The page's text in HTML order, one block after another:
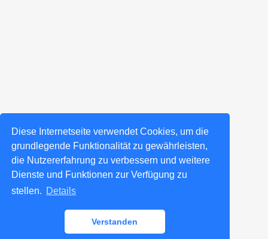
Diese Internetseite verwendet Cookies, um die
grundlegende Funktionalität zu gewährleisten,
die Nutzererfahrung zu verbessern und weitere
Dienste und Funktionen zur Verfügung zu
stellen. Details
Verstanden